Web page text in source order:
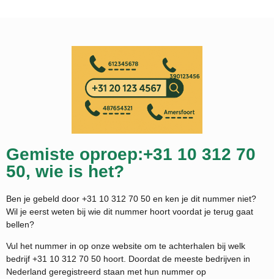
Gemiste oproep:+31 10 312 70
50, wie is het?
Ben je gebeld door +31 10 312 70 50 en ken je dit nummer niet?
Wil je eerst weten bij wie dit nummer hoort voordat je terug gaat
bellen?
Vul het nummer in op onze website om te achterhalen bij welk
bedrijf +31 10 312 70 50 hoort. Doordat de meeste bedrijven in
Nederland geregistreerd staan met hun nummer op